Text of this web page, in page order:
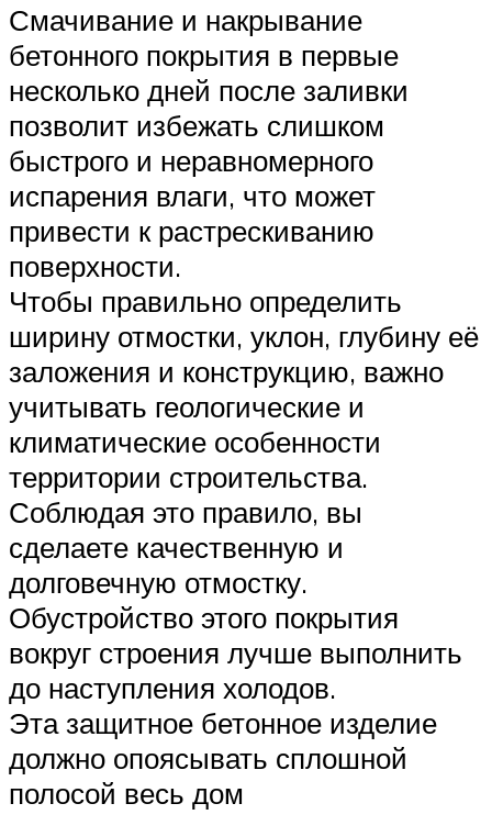
Смачивание и накрывание
бетонного покрытия в первые
несколько дней после заливки
позволит избежать слишком
быстрого и неравномерного
испарения влаги, что может
привести к растрескиванию
поверхности.
Чтобы правильно определить
ширину отмостки, уклон, глубину её
заложения и конструкцию, важно
учитывать геологические и
климатические особенности
территории строительства.
Соблюдая это правило, вы
сделаете качественную и
долговечную отмостку.
Обустройство этого покрытия
вокруг строения лучше выполнить
до наступления холодов.
Эта защитное бетонное изделие
должно опоясывать сплошной
полосой весь дом